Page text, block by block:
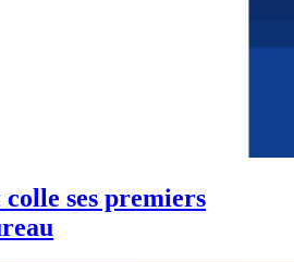
ses premiers